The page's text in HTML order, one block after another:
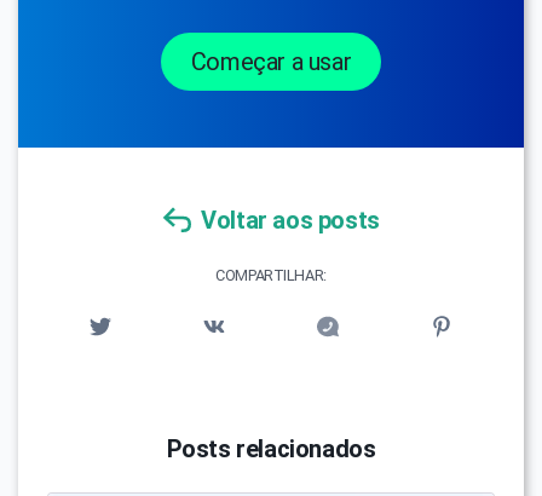
Começar a usar
Voltar aos posts
COMPARTILHAR:
Posts relacionados